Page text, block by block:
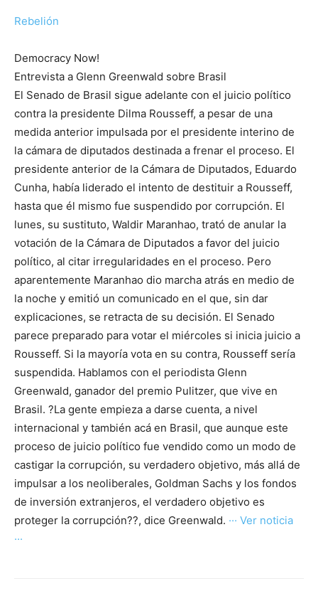
Rebelión
Democracy Now!
Entrevista a Glenn Greenwald sobre Brasil
El Senado de Brasil sigue adelante con el juicio político
contra la presidente Dilma Rousseff, a pesar de una
medida anterior impulsada por el presidente interino de
la cámara de diputados destinada a frenar el proceso. El
presidente anterior de la Cámara de Diputados, Eduardo
Cunha, había liderado el intento de destituir a Rousseff,
hasta que él mismo fue suspendido por corrupción. El
lunes, su sustituto, Waldir Maranhao, trató de anular la
votación de la Cámara de Diputados a favor del juicio
político, al citar irregularidades en el proceso. Pero
aparentemente Maranhao dio marcha atrás en medio de
la noche y emitió un comunicado en el que, sin dar
explicaciones, se retracta de su decisión. El Senado
parece preparado para votar el miércoles si inicia juicio a
Rousseff. Si la mayoría vota en su contra, Rousseff sería
suspendida. Hablamos con el periodista Glenn
Greenwald, ganador del premio Pulitzer, que vive en
Brasil. ?La gente empieza a darse cuenta, a nivel
internacional y también acá en Brasil, que aunque este
proceso de juicio político fue vendido como un modo de
castigar la corrupción, su verdadero objetivo, más allá de
impulsar a los neoliberales, Goldman Sachs y los fondos
de inversión extranjeros, el verdadero objetivo es
proteger la corrupción??, dice Greenwald. ··· Ver noticia
···